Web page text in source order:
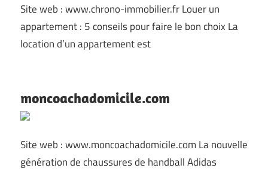
Site web : www.chrono-immobilier.fr Louer un
appartement : 5 conseils pour faire le bon choix La
location d’un appartement est
moncoachadomicile.com
Site web : www.moncoachadomicile.com La nouvelle
génération de chaussures de handball Adidas